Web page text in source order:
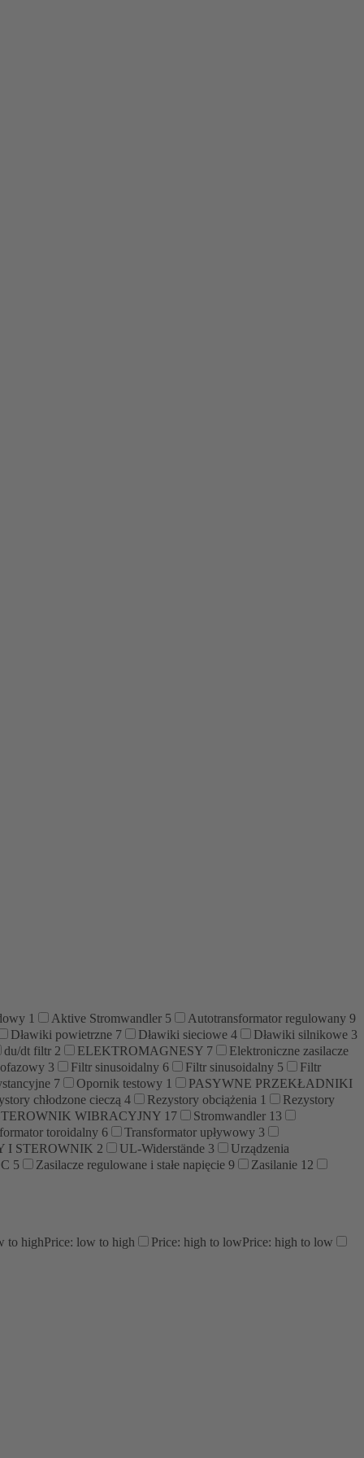
1 Aktive Stromwandler 5 Autotransformator regulowany 9
Dławiki powietrzne 7 Dławiki sieciowe 4 Dławiki silnikowe 3
du/dt filtr 2 ELEKTROMAGNESY 7
Elektroniczne zasilacze
3 Filtr sinusoidalny 6 Filtr sinusoidalny 5
Filtr
7 Opornik testowy 1
PASYWNE PRZEKŁADNIKI
chłodzone cieczą 4 Rezystory obciążenia 1
Rezystory
WIBRACYJNY 17 Stromwandler 13
toroidalny 6 Transformator upływowy 3
I STEROWNIK 2 UL-Widerstände 3
Urządzenia
5 Zasilacze regulowane i stałe napięcie 9 Zasilanie 12
to highPrice: low to high Price: high to lowPrice: high to low